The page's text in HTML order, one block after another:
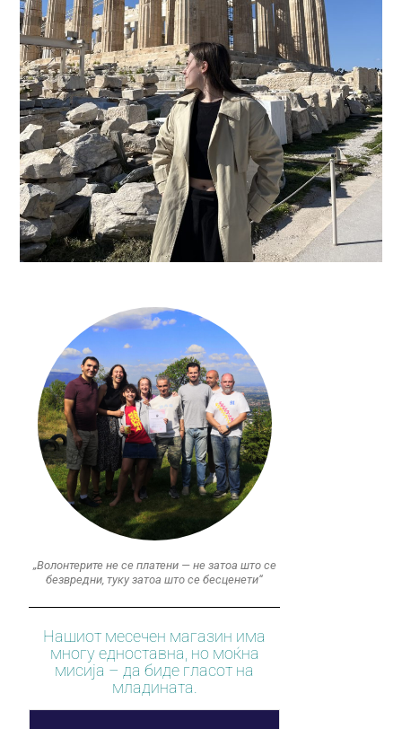
„Волонтерите не се платени — не затоа што се
безвредни, туку затоа што се бесценети“
Нашиот месечен магазин има
многу едноставна, но моќна
мисија – да биде гласот на
младината.